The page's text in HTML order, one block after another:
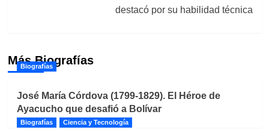
destacó por su habilidad técnica
Más Biografías
Biografías
José María Córdova (1799-1829). El Héroe de
Ayacucho que desafió a Bolívar
Biografías Ciencia y Tecnología